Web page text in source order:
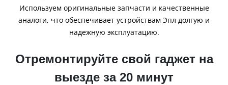
Используем оригинальные запчасти и качественные
аналоги, что обеспечивает устройствам Эпл долгую и
надежную эксплуатацию.
Отремонтируйте свой гаджет на
выезде за 20 минут